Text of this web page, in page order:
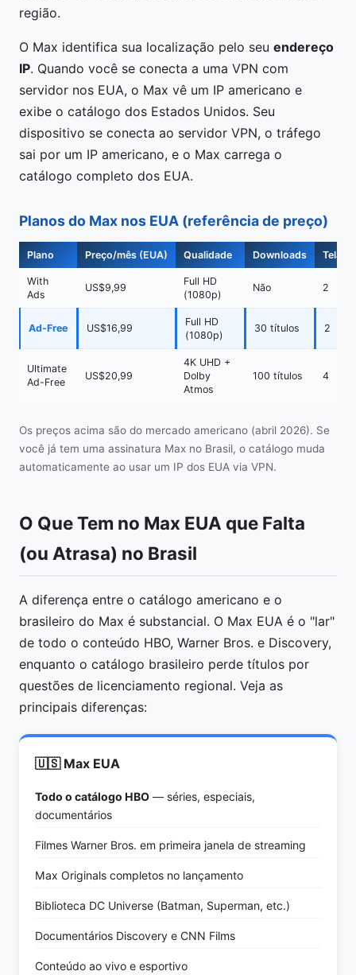
região.
O Max identifica sua localização pelo seu endereço
IP. Quando você se conecta a uma VPN com
servidor nos EUA, o Max vê um IP americano e
exibe o catálogo dos Estados Unidos. Seu
dispositivo se conecta ao servidor VPN, o tráfego
sai por um IP americano, e o Max carrega o
catálogo completo dos EUA.
Planos do Max nos EUA (referência de preço)
Plano Preço/mês (EUA) Qualidade Downloads Telas
With
Ads
US$9,99
Full HD
(1080p)
Não 2
Ad-Free US$16,99
Full HD
(1080p)
30 títulos 2
Ultimate
Ad-Free
US$20,99
4K UHD +
Dolby
Atmos
100 títulos 4
Os preços acima são do mercado americano (abril 2026). Se
você já tem uma assinatura Max no Brasil, o catálogo muda
automaticamente ao usar um IP dos EUA via VPN.
O Que Tem no Max EUA que Falta
(ou Atrasa) no Brasil
A diferença entre o catálogo americano e o
brasileiro do Max é substancial. O Max EUA é o "lar"
de todo o conteúdo HBO, Warner Bros. e Discovery,
enquanto o catálogo brasileiro perde títulos por
questões de licenciamento regional. Veja as
principais diferenças:
🇺🇸 Max EUA
Todo o catálogo HBO — séries, especiais,
documentários
Filmes Warner Bros. em primeira janela de streaming
Max Originals completos no lançamento
Biblioteca DC Universe (Batman, Superman, etc.)
Documentários Discovery e CNN Films
Conteúdo ao vivo e esportivo